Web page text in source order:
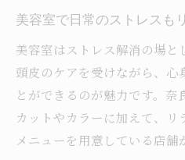
美容室で日常のストレスも
美容室はストレス解消の場と
頭皮のケアを受けながら、心
とができるのが魅力です。奈
カットやカラーに加えて、リ
メニューを用意している店舗